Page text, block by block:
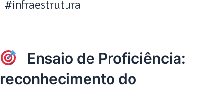
#infraestrutura
Ensaio de Proficiência:
reconhecimento do